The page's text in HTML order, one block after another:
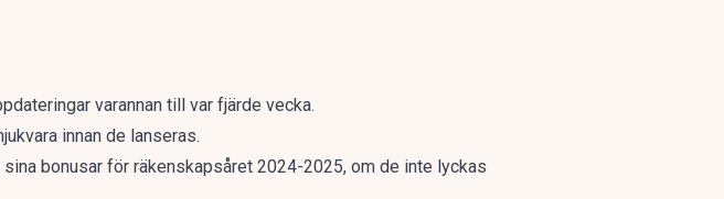
varannan till var fjärde vecka.
innan de lanseras.
bonusar för räkenskapsåret 2024-2025, om de inte lyckas